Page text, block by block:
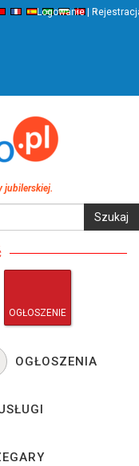
›
Logowanie |
jubilerskiej.
OGŁOSZENIE
OGŁOSZENIA